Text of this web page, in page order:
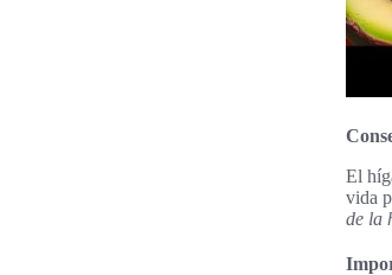
El
vida
de la